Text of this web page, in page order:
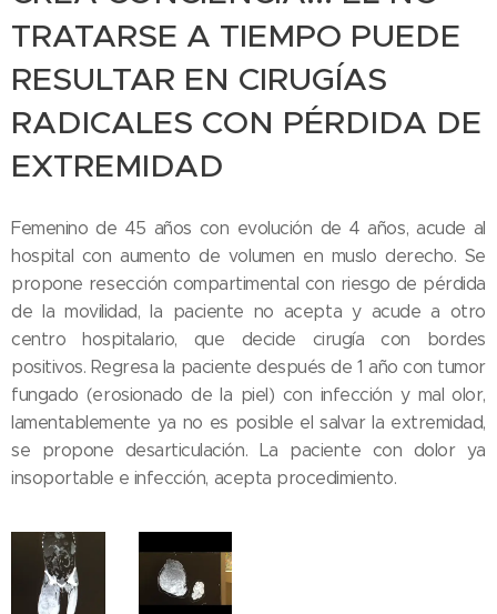
TRATARSE A TIEMPO PUEDE
RESULTAR EN CIRUGÍAS
RADICALES CON PÉRDIDA DE
EXTREMIDAD
Femenino de 45 años con evolución de 4 años, acude al
hospital con aumento de volumen en muslo derecho. Se
propone resección compartimental con riesgo de pérdida
de la movilidad, la paciente no acepta y acude a otro
centro hospitalario, que decide cirugía con bordes
positivos. Regresa la paciente después de 1 año con tumor
fungado (erosionado de la piel) con infección y mal olor,
lamentablemente ya no es posible el salvar la extremidad,
se propone desarticulación. La paciente con dolor ya
insoportable e infección, acepta procedimiento.